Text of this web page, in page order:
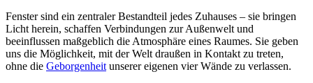
Fenster sind ein zentraler Bestandteil jedes Zuhauses – sie bringen
Licht herein, schaffen Verbindungen zur Außenwelt und
beeinflussen maßgeblich die Atmosphäre eines Raumes. Sie geben
uns die Möglichkeit, mit der Welt draußen in Kontakt zu treten,
ohne die Geborgenheitunserer eigenen vier Wände zu verlassen.